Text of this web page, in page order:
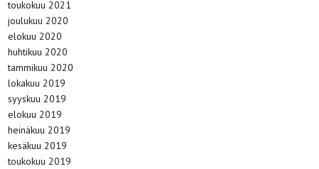
toukokuu 2021
joulukuu 2020
elokuu 2020
huhtikuu 2020
tammikuu 2020
lokakuu 2019
syyskuu 2019
elokuu 2019
heinäkuu 2019
kesäkuu 2019
toukokuu 2019